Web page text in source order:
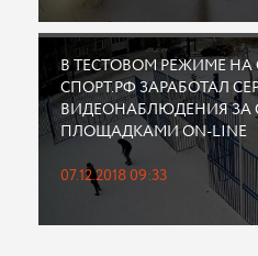
В ТЕСТОВОМ РЕЖИМЕ
СПОРТ.РФ ЗАРАБОТАЛ
ВИДЕОНАБЛЮДЕНИЯ
ПЛОЩАДКАМИ ON-LINE
07.12.2018 09:33